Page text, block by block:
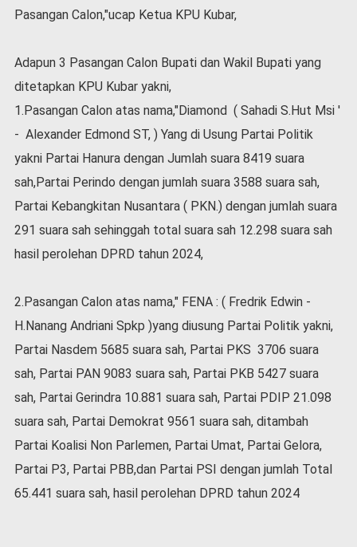
n
B
e
i
t
C
o
i
d
-
N
a
i
o
n
l
Pasangan Calon,"ucap Ketua KPU Kubar,
Adapun 3 Pasangan Calon Bupati dan Wakil Bupati yang
ditetapkan KPU Kubar yakni,
1.Pasangan Calon atas nama,"Diamond ( Sahadi S.Hut Msi '
- Alexander Edmond ST, ) Yang di Usung Partai Politik
yakni Partai Hanura dengan Jumlah suara 8419 suara
sah,Partai Perindo dengan jumlah suara 3588 suara sah,
Partai Kebangkitan Nusantara ( PKN.) dengan jumlah suara
291 suara sah sehinggah total suara sah 12.298 suara sah
hasil perolehan DPRD tahun 2024,
2.Pasangan Calon atas nama," FENA : ( Fredrik Edwin -
H.Nanang Andriani Spkp )yang diusung Partai Politik yakni,
Partai Nasdem 5685 suara sah, Partai PKS 3706 suara
sah, Partai PAN 9083 suara sah, Partai PKB 5427 suara
sah, Partai Gerindra 10.881 suara sah, Partai PDIP 21.098
suara sah, Partai Demokrat 9561 suara sah, ditambah
Partai Koalisi Non Parlemen, Partai Umat, Partai Gelora,
Partai P3, Partai PBB,dan Partai PSI dengan jumlah Total
65.441 suara sah, hasil perolehan DPRD tahun 2024